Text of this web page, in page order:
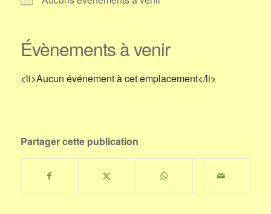
Évènements à venir
<li>Aucun événement à cet emplacement</li>
Partager cette publication